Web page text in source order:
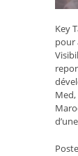
Key
pour